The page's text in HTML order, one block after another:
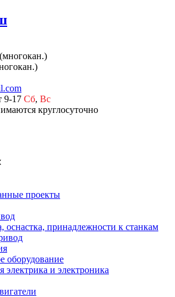
9-17 Сб, Вс
круглосуточно
проекты
оснастка, принадлежности к станкам
оборудование
электрика и электроника